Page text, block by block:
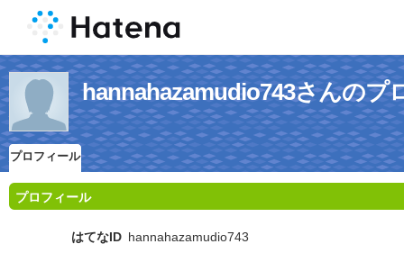
hannahazamudio743さんのプ
プロフィール
プロフィール
はてなID hannahazamudio743